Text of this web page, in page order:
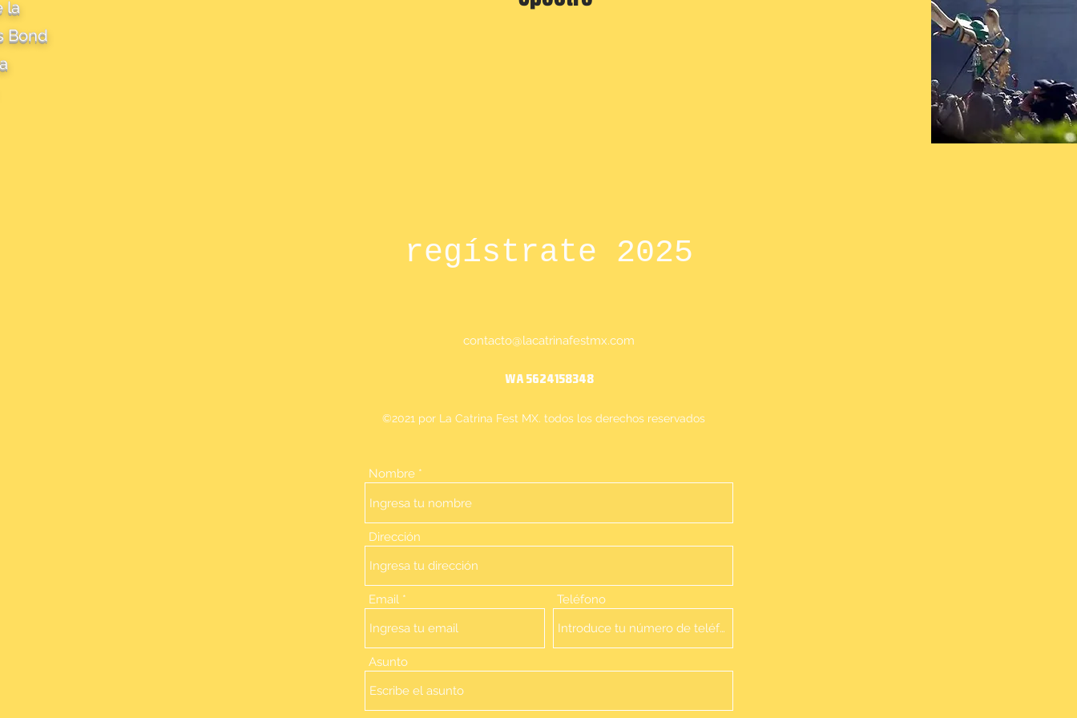
la
Bond
regístrate 2025
contacto@lacatrinafestmx.com
WA 5624158348
©2021 por La Catrina Fest MX. todos los derechos reservados
Nombre
Dirección
Email Teléfono
Asunto